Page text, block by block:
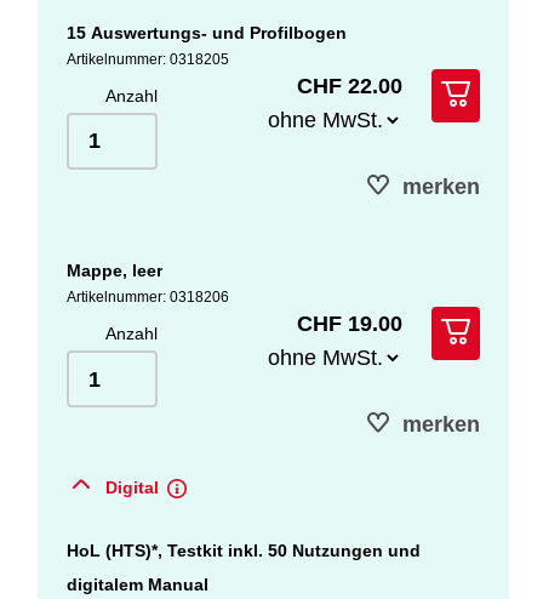
15 Auswertungs- und Profilbogen
Artikelnummer: 0318205
Anzahl CHF 22.00
merken
Mappe, leer
Artikelnummer: 0318206
Anzahl CHF 19.00
merken
Digital
HoL (HTS)*, Testkit inkl. 50 Nutzungen und
digitalem Manual